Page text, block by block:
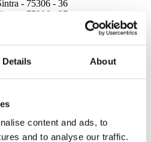
Details About
content and ads, to
and to analyse our traffic.